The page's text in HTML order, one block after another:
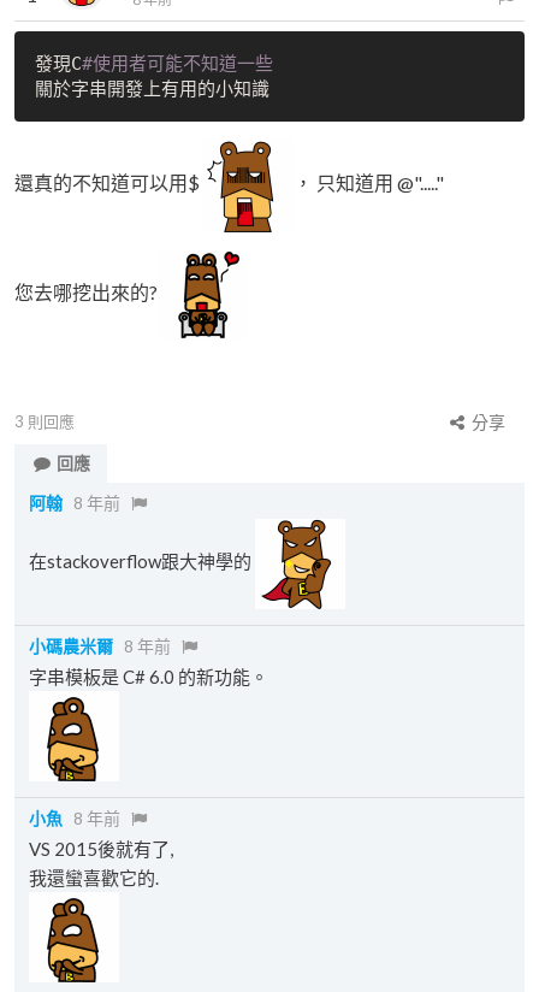
發現C#使用者可能不知道一些
關於字串開發上有用的小知識
還真的不知道可以用$ ， 只知道用 @"....."
您去哪挖出來的?
3 則回應
分享
回應
阿翰 8 年前
在stackoverflow跟大神學的
小碼農米爾 8 年前
字串模板是 C# 6.0 的新功能。
小魚 8 年前
VS 2015後就有了,
我還蠻喜歡它的.